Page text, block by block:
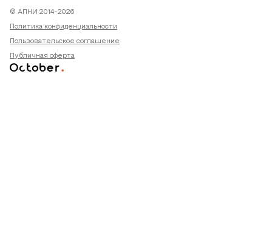
© АПНИ 2014-2026
Политика конфиденциальности
Пользовательское соглашение
Публичная оферта